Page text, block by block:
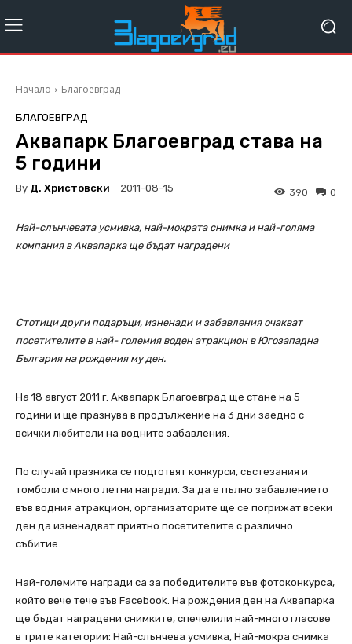
Начало Благоевград
БЛАГОЕВГРАД
Аквапарк Благоевград става на
5 години
By Д. Христовски 2011-08-15 0
390
Най-слънчевата усмивка, най-мократа снимка и най-голяма
компания в Аквапарка ще бъдат наградени
Стотици други подаръци, изненади и забавления очакват
посетителите в най- големия воден атракцион в Югозападна
България на рождения му ден.
На 18 август 2011 г. Аквапарк Благоевград ще стане на 5
години и ще празнува в продължение на 3 дни заедно с
всички любители на водните забавления.
По случай празника се подготвят конкурси, състезания и
томболи с много летни награди. За да е пълно забавлението
във водния атракцион, организаторите ще се погрижат всеки
ден да изненадват приятно посетителите с различно
събитие.
Най-големите награди са за победителите във фотоконкурса,
който вече тече във Facebook. На рождения ден на Аквапарка
ще бъдат наградени снимките, спечелили най-много гласове
в трите категории: Най-слънчева усмивка, Най-мокра снимка